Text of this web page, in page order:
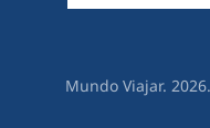
e
Mundo Viajar.